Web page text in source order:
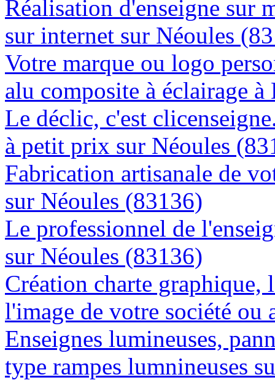
Réalisation d'enseigne sur
sur internet sur Néoules
Votre marque ou logo
alu composite à éclairage
Le déclic, c'est
à petit prix sur Néoules
Fabrication artisanale de
sur Néoules (83136)
Le professionnel de
sur Néoules (83136)
Création charte graphique,
l'image de votre société
Enseignes lumineuses,
type rampes lumnineuses